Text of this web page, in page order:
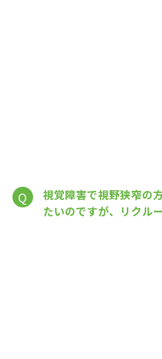
Q
視覚障害で視野狭窄の
たいのですが、リクル